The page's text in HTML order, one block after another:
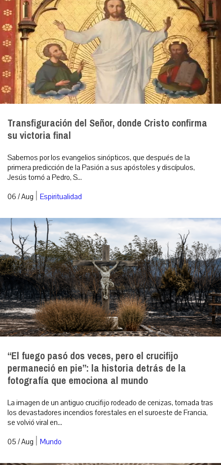
Transfiguración del Señor, donde Cristo confirma
su victoria final
Sabemos por los evangelios sinópticos, que después de la
primera predicción de la Pasión a sus apóstoles y discípulos,
Jesús tomó a Pedro, S...
06 / Aug | Espiritualidad
“El fuego pasó dos veces, pero el crucifijo
permaneció en pie”: la historia detrás de la
fotografía que emociona al mundo
La imagen de un antiguo crucifijo rodeado de cenizas, tomada tras
los devastadores incendios forestales en el suroeste de Francia,
se volvió viral en...
05 / Aug | Mundo